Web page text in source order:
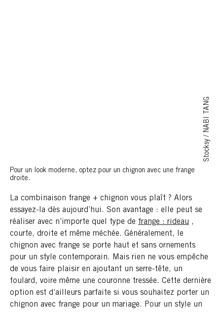
Stocksy / NABI TANG
Pour un look moderne, optez pour un chignon avec une frange
droite.
La combinaison frange + chignon vous plaît ? Alors
essayez-la dès aujourd’hui. Son avantage : elle peut se
réaliser avec n’importe quel type de frange : rideau ,
courte, droite et même méchée. Généralement, le
chignon avec frange se porte haut et sans ornements
pour un style contemporain. Mais rien ne vous empêche
de vous faire plaisir en ajoutant un serre-tête, un
foulard, voire même une couronne tressée. Cette dernière
option est d’ailleurs parfaite si vous souhaitez porter un
chignon avec frange pour un mariage. Pour un style un